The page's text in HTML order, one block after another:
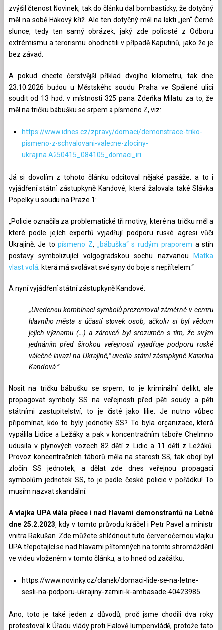
zvýšil čtenost Novinek, tak do článku dal bombasticky, že dotyčný
měl na sobě Hákový křiž. Ale ten dotyčný měl na lokti „jen“ Černé
slunce, tedy ten samý obrázek, jaký zde policisté z Odboru
extrémismu a terorismu ohodnotili v případě Kaputinů, jako že je
bez závad.
A pokud chcete čerstvější příklad dvojího kilometru, tak dne
23.10.2026 budou u Městského soudu Praha ve Spálené ulici
soudit od 13 hod. v místnosti 325 pana Zdeňka Milatu za to, že
měl na tričku bábušku se srpem a písmeno Z, viz:
https://www.idnes.cz/zpravy/domaci/demonstrace-triko-
pismeno-z-schvalovani-valecne-zlociny-
ukrajina.A250415_084105_domaci_iri
Já si dovolím z tohoto článku odcitoval nějaké pasáže, a to i
vyjádření státní zástupkyně Kandové, která žalovala také Slávka
Popelky u soudu na Praze 1:
„Policie označila za problematické tři motivy, které na tričku měl a
které podle jejích expertů vyjadřují podporu ruské agresi vůči
Ukrajině. Je to písmeno Z, „bábuška“ s rudým praporem a stín
postavy symbolizující volgogradskou sochu nazvanouMatka
vlast volá, která má svolávat své syny do boje s nepřítelem.“
A nyní vyjádření státní zástupkyně Kandové:
„Uvedenou kombinaci symbolů prezentoval záměrně v centru
hlavního města s účastí stovek osob, ačkoliv si byl vědom
jejich významu (…) a zároveň byl srozuměn s tím, že svým
jednáním před širokou veřejností vyjadřuje podporu ruské
válečné invazi na Ukrajině,“ uvedla státní zástupkyně Katarína
Kandová.“
Nosit na tričku bábušku se srpem, to je kriminální delikt, ale
propagovat symboly SS na veřejnosti před pěti soudy a pěti
státními zastupitelství, to je čisté jako lilie. Je nutno vůbec
připomínat, kdo to byly jednotky SS? To byla organizace, která
vypálila Lidice a Ležáky a pak v koncentračním táboře Chelmno
udusila v plynových vozech 82 dětí z Lidic a 11 dětí z Ležáků.
Provoz koncentračních táborů měla na starosti SS, tak obojí byl
zločin SS jednotek, a dělat zde dnes veřejnou propagaci
symbolům jednotek SS, to je podle české policie v pořádku! To
musím nazvat skandální.
A vlajka UPA vlála přece i nad hlavami demonstrantů na Letné
dne 25.2.2023, kdy v tomto průvodu kráčel i Petr Pavel a ministr
vnitra Rakušan. Zde můžete shlédnout tuto červenočernou vlajku
UPA třepotající se nad hlavami přítomných na tomto shromáždění
ve videu vloženém v tomto článku, a to hned od začátku.
https://www.novinky.cz/clanek/domaci-lide-se-na-letne-
sesli-na-podporu-ukrajiny-zamiri-k-ambasade-40423985
Ano, toto je také jeden z důvodů, proč jsme chodili dva roky
protestoval k Úřadu vlády proti Fialově lumpenvládě, protože tato